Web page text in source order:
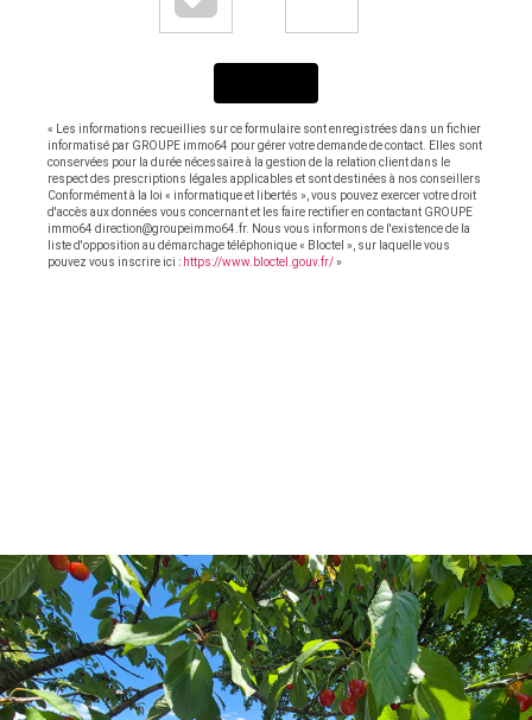
« Les informations recueillies sur ce formulaire sont enregistrées dans un fichier
informatisé par GROUPE immo64 pour gérer votre demande de contact. Elles sont
conservées pour la durée nécessaire à la gestion de la relation client dans le
respect des prescriptions légales applicables et sont destinées à nos conseillers
Conformément à la loi « informatique et libertés », vous pouvez exercer votre droit
d'accès aux données vous concernant et les faire rectifier en contactant GROUPE
immo64 direction@groupeimmo64.fr. Nous vous informons de l'existence de la
liste d'opposition au démarchage téléphonique « Bloctel », sur laquelle vous
pouvez vous inscrire ici : https://www.bloctel.gouv.fr/»